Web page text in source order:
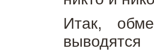
Итак,